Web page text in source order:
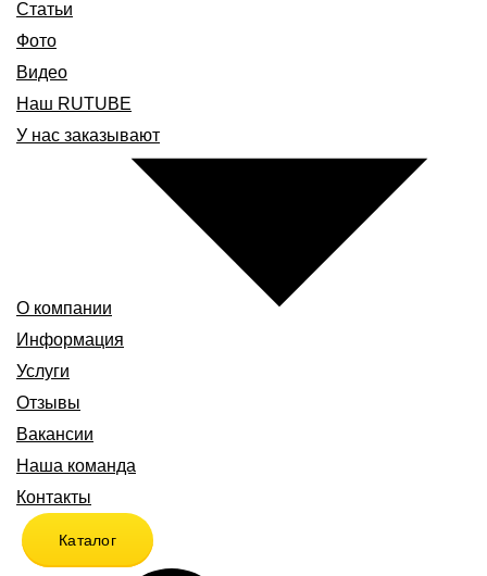
Статьи
Фото
Видео
Наш RUTUBE
У нас заказывают
О компании
Информация
Услуги
Отзывы
Вакансии
Наша команда
Контакты
Каталог